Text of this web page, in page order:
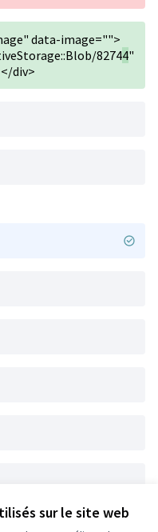
sur le site web
data-image="">
82744"
div>